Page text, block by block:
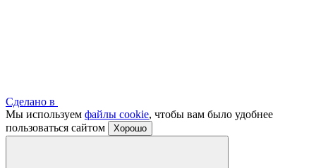
Сделано в
Мы используем файлы cookie, чтобы вам было удобнее
пользоваться сайтом
Хорошо